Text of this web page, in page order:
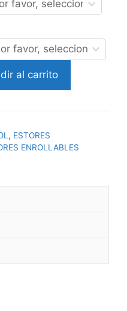
al carrito
, ESTORES
ENROLLABLES